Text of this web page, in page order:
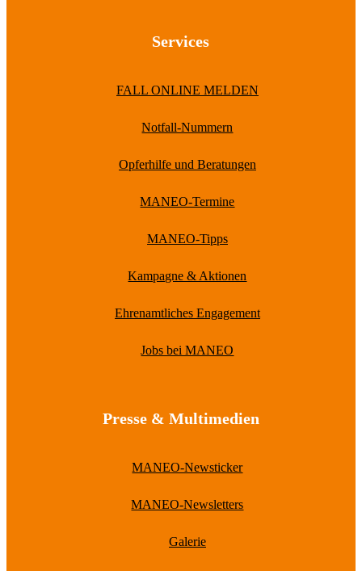
Services
FALL ONLINE MELDEN
Notfall-Nummern
Opferhilfe und Beratungen
MANEO-Termine
MANEO-Tipps
Kampagne & Aktionen
Ehrenamtliches Engagement
Jobs bei MANEO
Presse & Multimedien
MANEO-Newsticker
MANEO-Newsletters
Galerie